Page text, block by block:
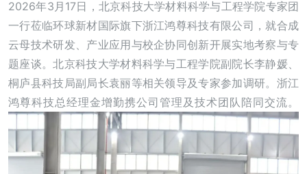
2026年3月17日，北京科技大学材料科学与工程学院专家团
一行莅临环球新材国际旗下浙江鸿尊科技有限公司，就合成
云母技术研发、产业应用与校企协同创新开展实地考察与专
题座谈。北京科技大学材料科学与工程学院副院长李静媛、
桐庐县科技局副局长袁丽等相关领导及专家参加调研。浙江
鸿尊科技总经理金增勤携公司管理及技术团队陪同交流。